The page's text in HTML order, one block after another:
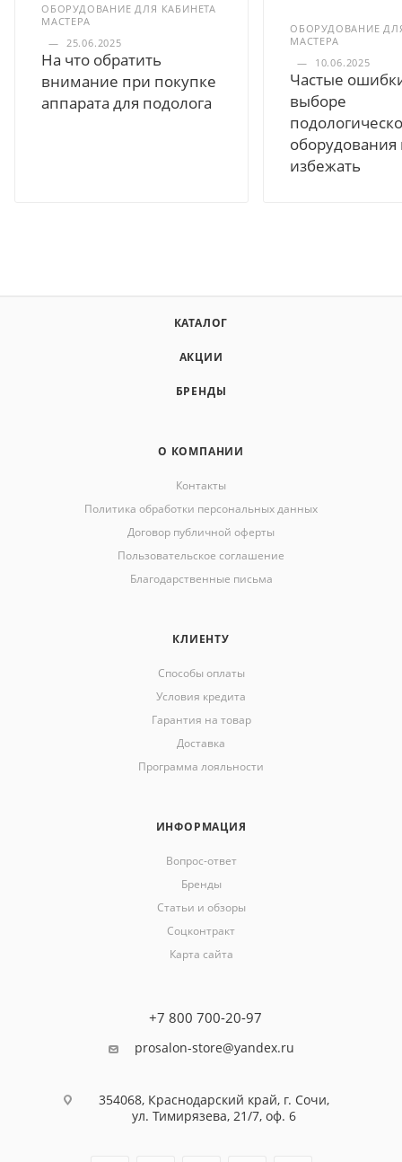
ОБОРУДОВАНИЕ ДЛЯ КАБИНЕТА
МАСТЕРА
—
25.06.2025
На что обратить
внимание при покупке
аппарата для подолога
ОБОРУДОВАНИЕ
МАСТЕРА
—
10.06.2025
Частые
выборе
оборудования
избежать
КАТАЛОГ
АКЦИИ
БРЕНДЫ
О КОМПАНИИ
Контакты
Политика обработки персональных данных
Договор публичной оферты
Пользовательское соглашение
Благодарственные письма
КЛИЕНТУ
Способы оплаты
Условия кредита
Гарантия на товар
Доставка
Программа лояльности
ИНФОРМАЦИЯ
Вопрос-ответ
Бренды
Статьи и обзоры
Соцконтракт
Карта сайта
+7 800 700-20-97
prosalon-store@yandex.ru
354068, Краснодарский край, г. Сочи,
ул. Тимирязева, 21/7, оф. 6